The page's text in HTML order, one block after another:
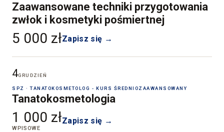
Zaawansowane techniki przygotowania
zwłok i kosmetyki pośmiertnej
5 000 złZapisz się →
4GRUDZIEŃ
SPZ · TANATOKOSMETOLOG - KURS ŚREDNIOZAAWANSOWANY
Tanatokosmetologia
1 000 zł
WPISOWE
Zapisz się →